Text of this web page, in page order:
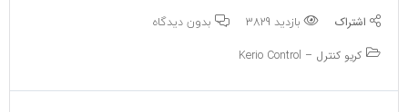
این
صفحه
این
صفحه
بازدید 3829 بدون دیدگاه
کریو کنترل – Kerio Control